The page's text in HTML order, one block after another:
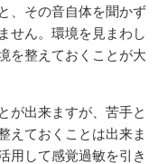
、その音自体を聞かず
せん。環境を見まわし
を整えておくことが大
が出来ますが、苦手と
えておくことは出来ま
用して感覚過敏を引き